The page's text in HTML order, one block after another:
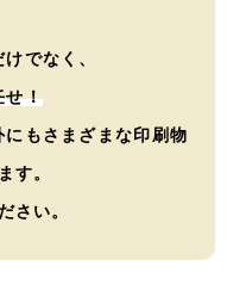
でなく、
せ！
もさまざまな印刷物
す。
さい。